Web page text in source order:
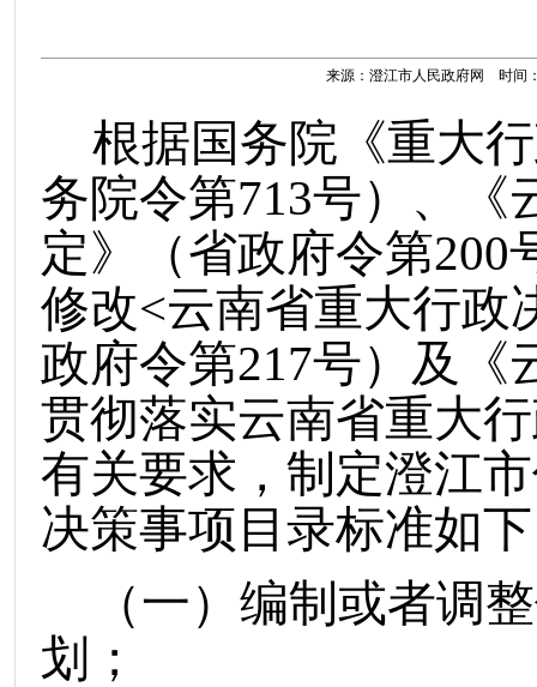
来源：澄江市人民政府网 时间
根据国务院《重大
务院令第713号） 、
定》（省政府令第200
修改<云南省重大行政
政府令第217号） 及
贯彻落实云南省重大
有关要求 ， 制定澄江市
决策事项目录标准如
（一）编制或者调
划；